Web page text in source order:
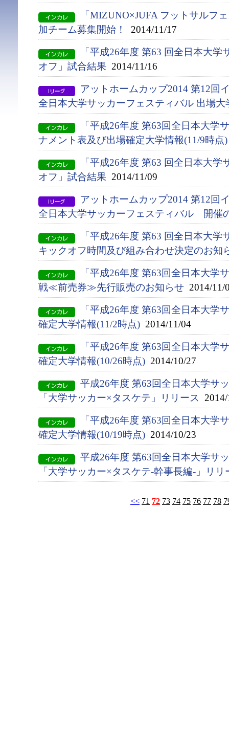
「MIZUNO×JUFA フットサルフ
加チーム募集開始！
2014/11/17
「平成26年度 第63 回全日本大
オフ」試合結果 2014/11/16
アットホームカップ2014 第12回
全日本大学サッカーフェスティバル 出場大
「平成26年度 第63回全日本大学
ナメント表及び出場確定大学情報(11/9時点)
「平成26年度 第63 回全日本大
オフ」試合結果 2014/11/09
アットホームカップ2014 第12回
全日本大学サッカーフェスティバル 開催
「平成26年度 第63 回全日本大
キックオフ時間及び組み合わせ決定のお知
「平成26年度 第63回全日本大学
戦≪前売券≫先行販売のお知らせ 2014/11/
「平成26年度 第63回全日本大学
確定大学情報(11/2時点) 2014/11/04
「平成26年度 第63回全日本大学
確定大学情報(10/26時点) 2014/10/27
平成26年度 第63回全日本大学サ
「大学サッカー×タスケテ」リリース
「平成26年度 第63回全日本大学
確定大学情報(10/19時点) 2014/10/23
平成26年度 第63回全日本大学サ
「大学サッカー×タスケテ-幹事長編-」リリ
<< 71 72 73 74 75 76 77 78